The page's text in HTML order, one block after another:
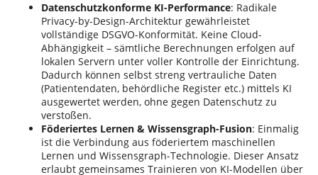
Datenschutzkonforme KI-Performance: Radikale
Privacy-by-Design-Architektur gewährleistet
vollständige DSGVO-Konformität. Keine Cloud-
Abhängigkeit – sämtliche Berechnungen erfolgen auf
lokalen Servern unter voller Kontrolle der Einrichtung.
Dadurch können selbst streng vertrauliche Daten
(Patientendaten, behördliche Register etc.) mittels KI
ausgewertet werden, ohne gegen Datenschutz zu
verstoßen​.
Föderiertes Lernen & Wissensgraph-Fusion: Einmalig
ist die Verbindung aus föderiertem maschinellen
Lernen und Wissensgraph-Technologie. Dieser Ansatz
erlaubt gemeinsames Trainieren von KI-Modellen über